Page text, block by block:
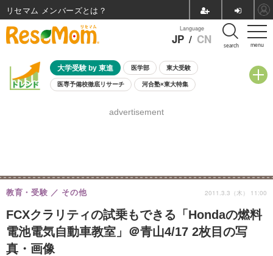
menu
Language
JP / CN search
大学受験 by 東進 医学部 東大受験
医専予備校徹底リサーチ 河合塾×東大特集
8月開催学校説明会・相談会
advertisement
FCXクラリティの試乗もできる「Hondaの燃料
電池電気自動車教室」＠青山4/17 2枚目の写
真・画像
教育・受験 その他 2011.3.3（木） 11:00
リセマム メンバーズ